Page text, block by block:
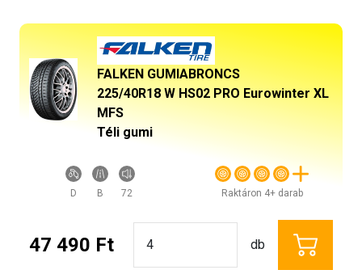
FALKEN GUMIABRONCS
225/40R18 W HS02 PRO Eurowinter XL
MFS
Téli gumi
D B 72 Raktáron 4+ darab
47 490 Ft db